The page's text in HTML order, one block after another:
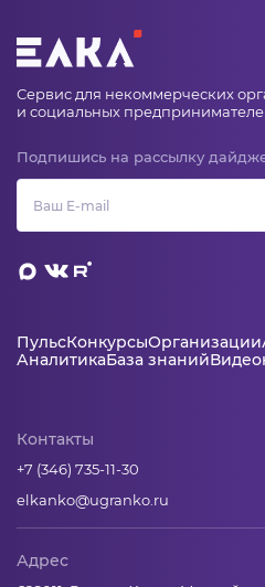
Сервис для некоммерческих
и социальных
Подпишись на рассылку
ПульсКонкурсыОрганизации
АналитикаБаза знаний
Контакты
+7 (346) 735-11-30
elkanko@ugranko.ru
Адрес